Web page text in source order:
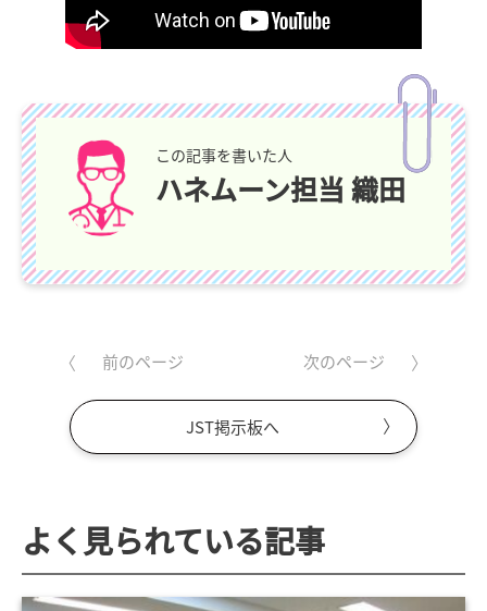
この記事を書いた人
ハネムーン担当 織田
前のページ
JST掲示板へ
次のページ
よく見られている記事